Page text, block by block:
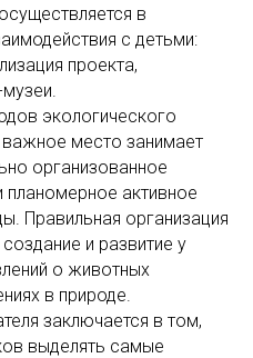
в
с детьми:
проекта,
экологического
место занимает
организованное
планомерное активное
Правильная организация
и развитие у
о животных
в природе.
заключается в том,
выделять самые